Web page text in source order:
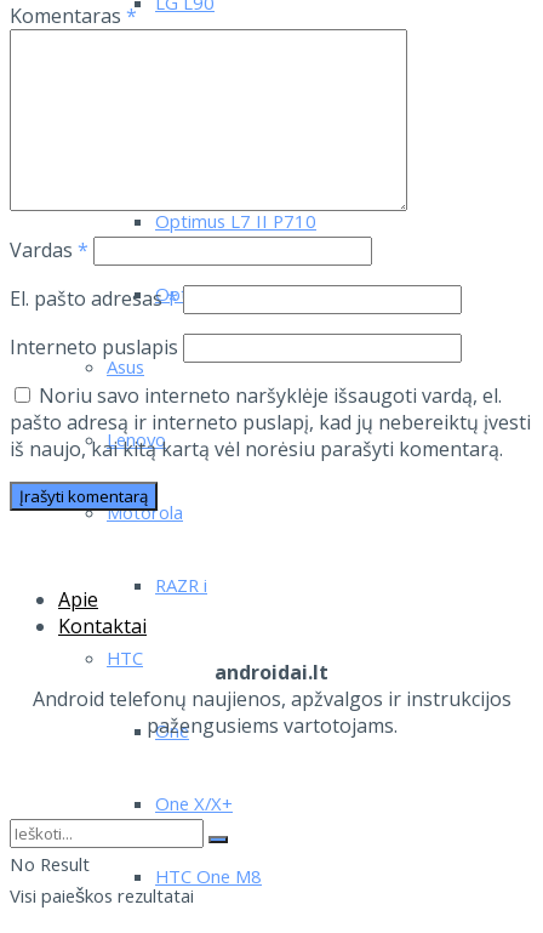
Optimus L7 II P710
Optimus L7 P700
Asus
Lenovo
Motorola
RAZR i
HTC
One
One X/X+
HTC One M8
Komentaras *
Vardas *
El. pašto adresas*
Interneto puslapis
Noriu savo interneto naršyklėje išsaugoti vardą, el.
pašto adresą ir interneto puslapį, kad jų nebereiktų įvesti
iš naujo, kai kitą kartą vėl norėsiu parašyti komentarą.
Apie
Kontaktai
androidai.lt
Android telefonų naujienos, apžvalgos ir instrukcijos
pažengusiems vartotojams.
No Result
Visi paieškos rezultatai